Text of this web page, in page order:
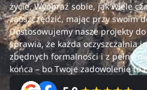
życie. Wyobraź sobie, jak wiele
zaoszczędzić, mając przy swoim
Dostosowujemy nasze projekty
sprawia, że każda oczyszczalnia
zbędnych formalności i z
końca – bo Twoje zadowolenie to